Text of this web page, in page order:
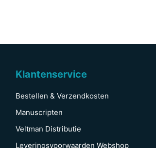
Klantenservice
Bestellen & Verzendkosten
Manuscripten
Veltman Distributie
Leveringsvoorwaarden Webshop